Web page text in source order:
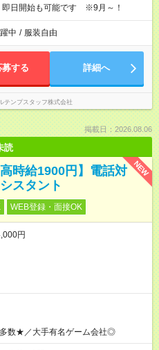
日開始も可能です ※9月～！
中 / 服装自由
募する 詳細へ
テンプスタッフ株式会社
掲載日：2026.08.06
読
NEW
時給1900円】電話対
スタント
WEB登録・面接OK
円
数★／大手有名ゲーム会社◎